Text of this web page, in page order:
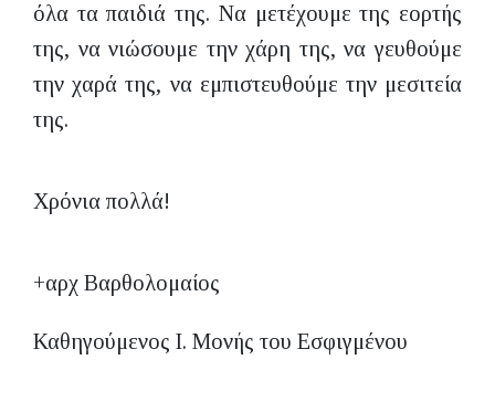
όλα τα παιδιά της. Να μετέχουμε της εορτής
της, να νιώσουμε την χάρη της, να γευθούμε
την χαρά της, να εμπιστευθούμε την μεσιτεία
της.
Χρόνια πολλά!
+αρχ Βαρθολομαίος
Καθηγούμενος Ι. Μονής του Εσφιγμένου